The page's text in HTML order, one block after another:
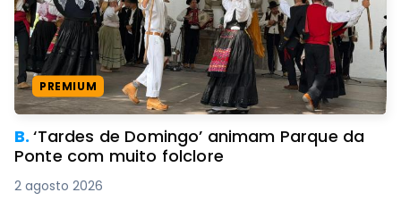
PREMIUM
B.‘Tardes de Domingo’ animam Parque da
Ponte com muito folclore
2 agosto 2026